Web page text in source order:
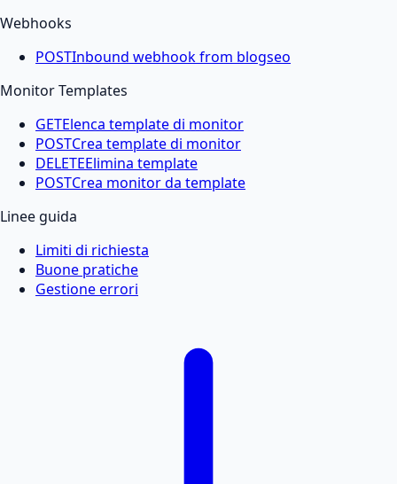
Webhooks
POSTInbound webhook from blogseo
Monitor Templates
GETElenca template di monitor
POSTCrea template di monitor
DELETEElimina template
POSTCrea monitor da template
Linee guida
Limiti di richiesta
Buone pratiche
Gestione errori